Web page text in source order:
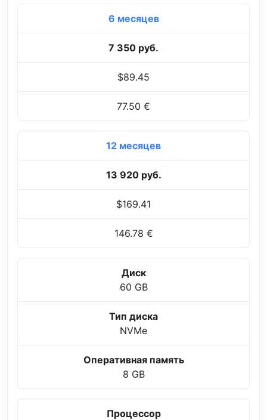
6 месяцев
7 350 руб.
$89.45
77.50 €
12 месяцев
13 920 руб.
$169.41
146.78 €
Диск
60 GB
Тип диска
NVMe
Оперативная память
8 GB
Процессор